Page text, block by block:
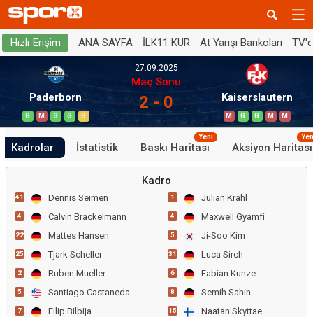
Hızlı Erişim ANA SAYFA İLK11 KUR At Yarışı Bankoları
Paderborn
G M G G B
27.09.2025
Maç Sonu
2 - 0 Kaiserslautern
M G G M M
Kadrolar İstatistik Baskı Haritası
Yeni
Aksiyon Haritası
Kadro
41 Dennis Seimen
4 Calvin Brackelmann
22 Mattes Hansen
25 Tjark Scheller
2 Ruben Mueller
5 Santiago Castaneda
7 Filip Bilbija
1 Julian Krahl
4 Maxwell Gyamfi
5 Ji-Soo Kim
31 Luca Sirch
6 Fabian Kunze
8 Semih Sahin
15 Naatan Skyttae